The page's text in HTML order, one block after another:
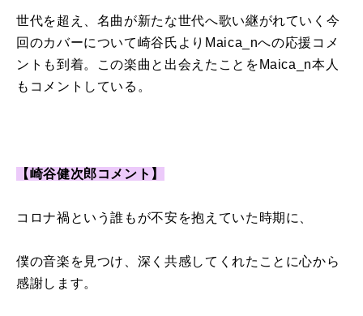
世代を超え、名曲が新たな世代へ歌い継がれていく今
回のカバーについて崎谷氏より Maica_nへの応援コメ
ントも到着。この楽曲と出会えたことを Maica_n本人
もコメントしている。
【崎谷健次郎コメント】
コロナ禍という誰もが不安を抱えていた時期に、
僕の音楽を見つけ、深く共感してくれたことに心から
感謝します。